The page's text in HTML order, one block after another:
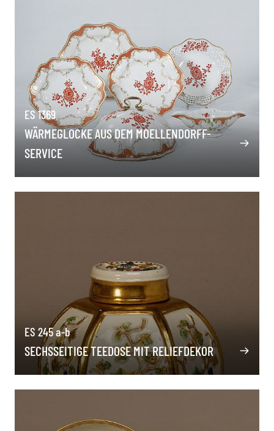
ES 1369
WÄRMEGLOCKE AUS DEM MOELLENDORFF-
SERVICE
ES 245 a-b
SECHSSEITIGE TEEDOSE MIT RELIEFDEKOR